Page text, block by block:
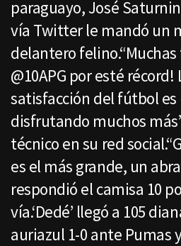
paraguayo, José
vía Twitter le mandó un
delantero
@10APG por esté
satisfacción del fútbol es
disfrutando muchos
técnico en su red
es el más grande, un
respondió el camisa 10
vía.‘Dedé’ llegó a 105
auriazul 1-0 ante Pumas